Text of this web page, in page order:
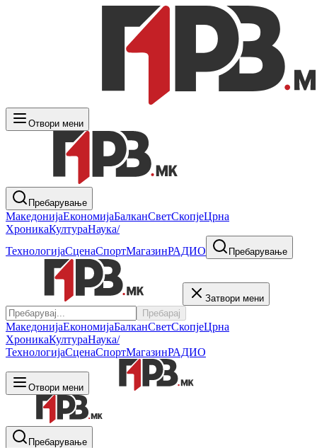
Отвори мени
Пребарување
МакедонијаЕкономијаБалканСветСкопјеЦрна
ХроникаКултураНаука/
ТехнологијаСценаСпортМагазинРАДИО Пребарување
Затвори мени
Пребарај
МакедонијаЕкономијаБалканСветСкопјеЦрна
ХроникаКултураНаука/
ТехнологијаСценаСпортМагазинРАДИО
Отвори мени
Пребарување